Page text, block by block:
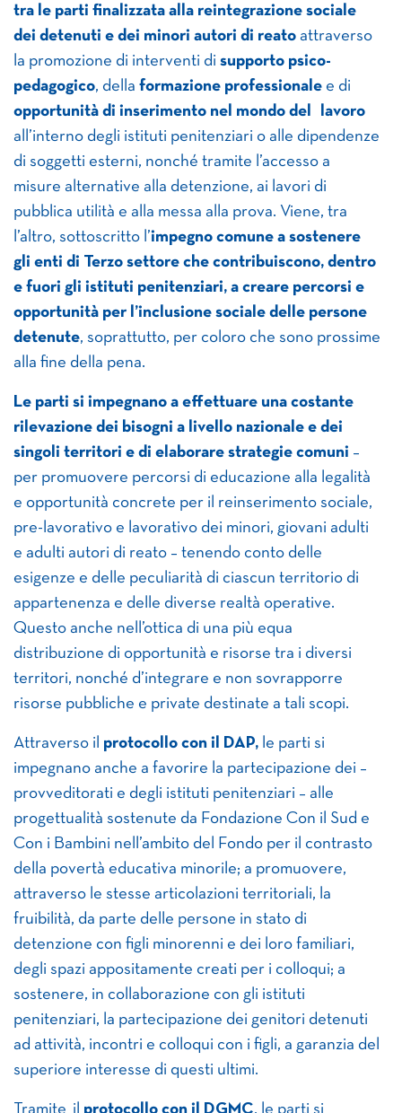
tra le parti finalizzata alla reintegrazione sociale
dei detenuti e dei minori autori di reato attraverso
la promozione di interventi di supporto psico-
pedagogico, della formazione professionale e di
opportunità di inserimento nel mondo del lavoro
all’interno degli istituti penitenziari o alle dipendenze
di soggetti esterni, nonché tramite l’accesso a
misure alternative alla detenzione, ai lavori di
pubblica utilità e alla messa alla prova. Viene, tra
l’altro, sottoscritto l’impegno comune a sostenere
gli enti di Terzo settore che contribuiscono, dentro
e fuori gli istituti penitenziari, a creare percorsi e
opportunità per l’inclusione sociale delle persone
detenute, soprattutto, per coloro che sono prossime
alla fine della pena.
Le parti si impegnano a effettuare una costante
rilevazione dei bisogni a livello nazionale e dei
singoli territori e di elaborare strategie comuni –
per promuovere percorsi di educazione alla legalità
e opportunità concrete per il reinserimento sociale,
pre-lavorativo e lavorativo dei minori, giovani adulti
e adulti autori di reato – tenendo conto delle
esigenze e delle peculiarità di ciascun territorio di
appartenenza e delle diverse realtà operative.
Questo anche nell’ottica di una più equa
distribuzione di opportunità e risorse tra i diversi
territori, nonché d’integrare e non sovrapporre
risorse pubbliche e private destinate a tali scopi.
Attraverso il protocollo con il DAP, le parti si
impegnano anche a favorire la partecipazione dei –
provveditorati e degli istituti penitenziari – alle
progettualità sostenute da Fondazione Con il Sud e
Con i Bambini nell’ambito del Fondo per il contrasto
della povertà educativa minorile; a promuovere,
attraverso le stesse articolazioni territoriali, la
fruibilità, da parte delle persone in stato di
detenzione con figli minorenni e dei loro familiari,
degli spazi appositamente creati per i colloqui; a
sostenere, in collaborazione con gli istituti
penitenziari, la partecipazione dei genitori detenuti
ad attività, incontri e colloqui con i figli, a garanzia del
superiore interesse di questi ultimi.